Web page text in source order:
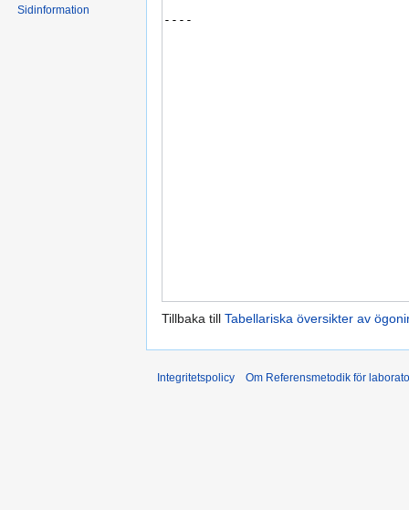
Tillbaka till Tabellariska översikter av
Sidinformation
Integritetspolicy Om Referensmetodik för